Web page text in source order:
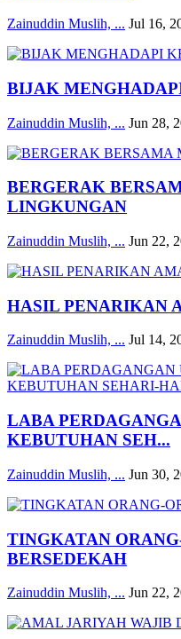
Zainuddin Muslih, ... Jul 16,
BIJAK
Zainuddin Muslih, ... Jun 28,
BERGERAK
LINGKUNGAN
Zainuddin Muslih, ... Jun 22,
HASIL PENARIKAN
Zainuddin Muslih, ... Jul 14,
LABA
KEBUTUHAN SEH...
Zainuddin Muslih, ... Jun 30,
TINGKATAN
BERSEDEKAH
Zainuddin Muslih, ... Jun 22,